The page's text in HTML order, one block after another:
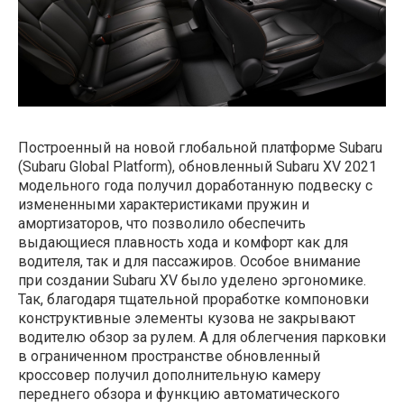
Построенный на новой глобальной платформе Subaru
(Subaru Global Platform), обновленный Subaru XV 2021
модельного года получил доработанную подвеску с
измененными характеристиками пружин и
амортизаторов, что позволило обеспечить
выдающиеся плавность хода и комфорт как для
водителя, так и для пассажиров. Особое внимание
при создании Subaru XV было уделено эргономике.
Так, благодаря тщательной проработке компоновки
конструктивные элементы кузова не закрывают
водителю обзор за рулем. А для облегчения парковки
в ограниченном пространстве обновленный
кроссовер получил дополнительную камеру
переднего обзора и функцию автоматического